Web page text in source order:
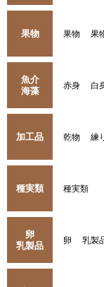
果物 果物 果
魚介
海藻
赤身 白
加工品 乾物 練
種実類 種実類
卵
乳製品
卵 乳製